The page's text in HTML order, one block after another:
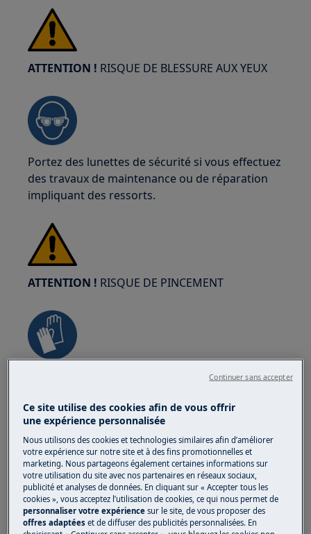
ATTENTION ! RISQUE DE BLESSURE AUX YEUX
Portez des lunettes de sécurité si vous effectuez
des travaux de maintenance ou de réparation
impliquant des ressorts.
ATTENTION ! RISQUE DE PINCEMENT
Portez des gants de sécurité si vous effectuez
impliquant des courroies.
ATTENTION !RISQUE D'ÉTOUFFEMENT
Ce site utilise des cookies afin de vous offrir
une expérience personnalisée
Nous utilisons des cookies et technologies similaires afin d’améliorer
votre expérience sur notre site et à des fins promotionnelles et
marketing. Nous partageons également certaines informations sur
votre utilisation du site avec nos partenaires en réseaux sociaux,
publicité et analyses de données. En cliquant sur « Accepter tous les
cookies », vous acceptez l’utilisation de cookies, ce qui nous permet de
personnaliser votre expériencesur le site, de vous proposer des
offres adaptées et de diffuser des publicités personnalisées. En
Continuer sans accepter